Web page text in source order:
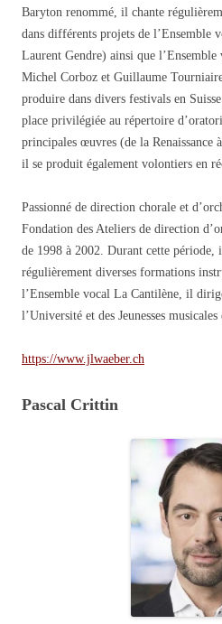
Baryton renommé, il chante
dans différents projets de l’Ensemble
Laurent Gendre) ainsi que
Michel Corboz et Guillaume
produire dans divers festivals en
place privilégiée au répertoire
principales œuvres (de la Renaissance
il se produit également volontiers en
Passionné de direction chorale et
Fondation des Ateliers de direction
de 1998 à 2002. Durant cette
régulièrement diverses formations
l’Ensemble vocal La Cantilène, il
l’Université et des Jeunesses
https://www.jlwaeber.ch
Pascal Crittin